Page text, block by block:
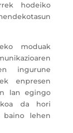
hodeiko
moduak
ingurune
enpresen
lan egingo
da hori
lehen